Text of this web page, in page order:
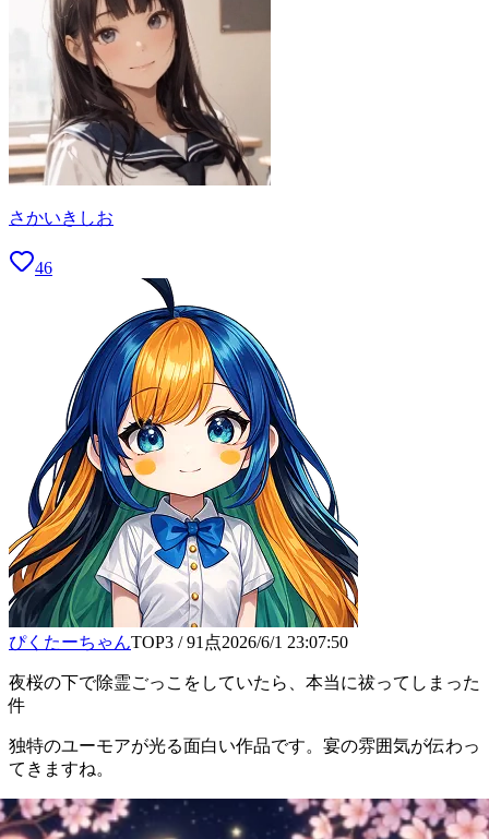
さかいきしお
46
ぴくたーちゃんTOP3 /91 点2026/6/1 23:07:50
夜桜の下で除霊ごっこをしていたら、本当に祓ってしまった
件
独特のユーモアが光る面白い作品です。宴の雰囲気が伝わっ
てきますね。